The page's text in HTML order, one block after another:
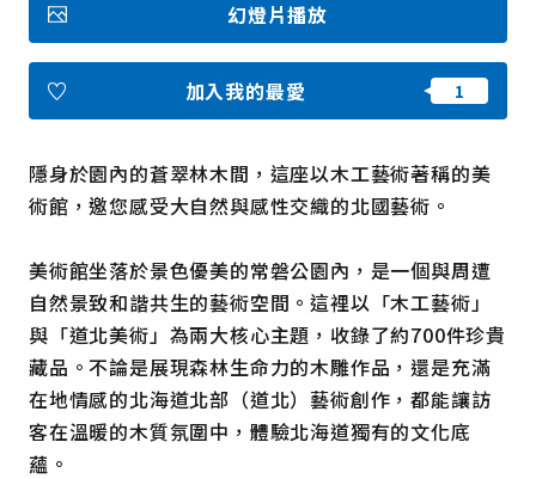
照片集
影片
使用條款
Cookie 政策
連結
隱身於園內的蒼翠林木間，這座以木工藝術著稱的美
術館，邀您感受大自然與感性交織的北國藝術。
美術館坐落於景色優美的常磐公園內，是一個與周遭
自然景致和諧共生的藝術空間。這裡以「木工藝術」
與「道北美術」為兩大核心主題，收錄了約700件珍貴
藏品。不論是展現森林生命力的木雕作品，還是充滿
在地情感的北海道北部（道北）藝術創作，都能讓訪
客在溫暖的木質氛圍中，體驗北海道獨有的文化底
蘊。
幻燈片播放
加入我的最愛